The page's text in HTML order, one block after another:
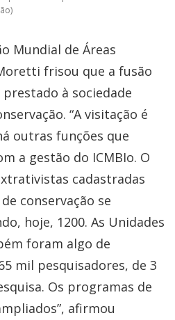
Mundial de Áreas
frisou que a fusão
à sociedade
“A visitação é
outras funções que
a gestão do ICMBIo. O
cadastradas
conservação se
hoje, 1200. As Unidades
foram algo de
mil pesquisadores, de 3
Os programas de
afirmou